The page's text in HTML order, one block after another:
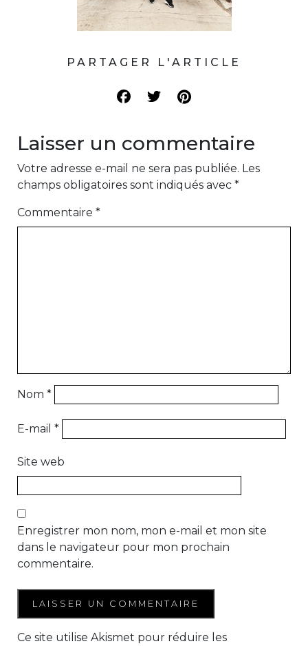
PARTAGER L'ARTICLE
Laisser un commentaire
Votre adresse e-mail ne sera pas publiée. Les
champs obligatoires sont indiqués avec *
Commentaire *
Nom *
E-mail *
Site web
Enregistrer mon nom, mon e-mail et mon site
dans le navigateur pour mon prochain
commentaire.
Ce site utilise Akismet pour réduire les